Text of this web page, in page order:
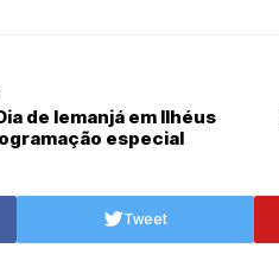
de Iemanjá em Ilhéus
especial
Tweet